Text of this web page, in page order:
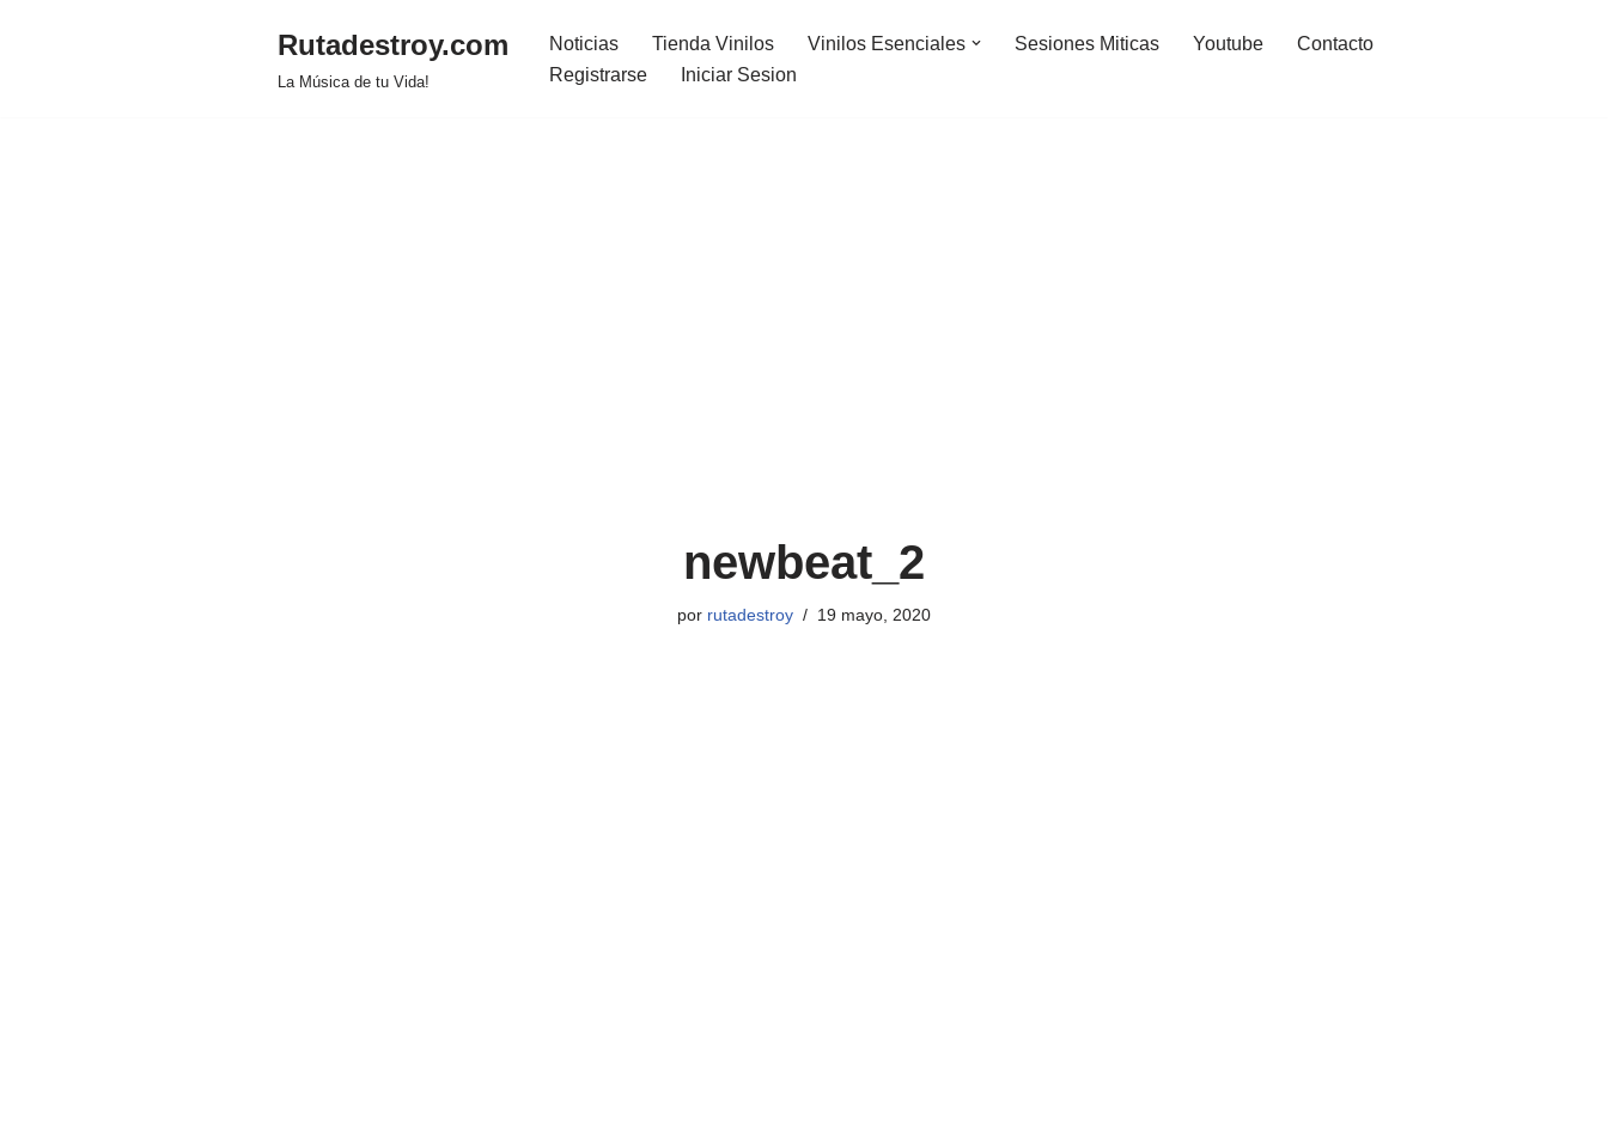
Rutadestroy.com
La Música de tu Vida!
Noticias Tienda Vinilos Vinilos Esenciales Sesiones Miticas Youtube
Contacto
Registrarse
Iniciar Sesion
newbeat_2
por rutadestroy 19 mayo, 2020